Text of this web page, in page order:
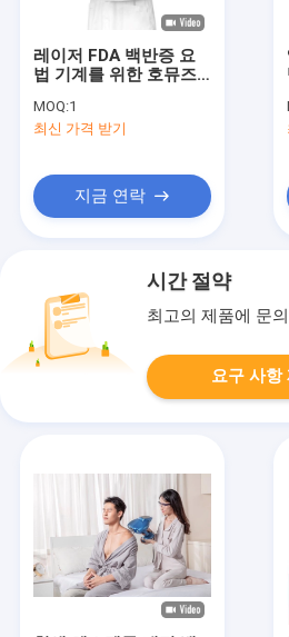
레이저 FDA 백반증 요
법 기계를 위한 호뮤즈
MOQ:1
최신 가격 받기
지금 연락
시간 절약
최고의 제품에 문
요구 사항